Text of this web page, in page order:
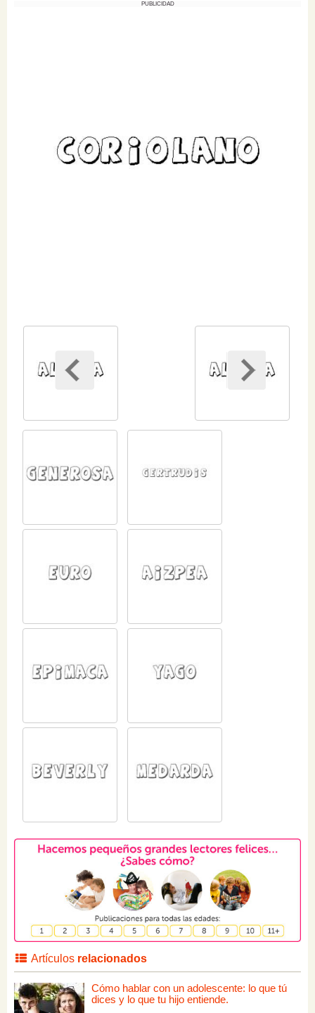
PUBLICIDAD
Artículos relacionados
Cómo hablar con un adolescente: lo que tú
dices y lo que tu hijo entiende.